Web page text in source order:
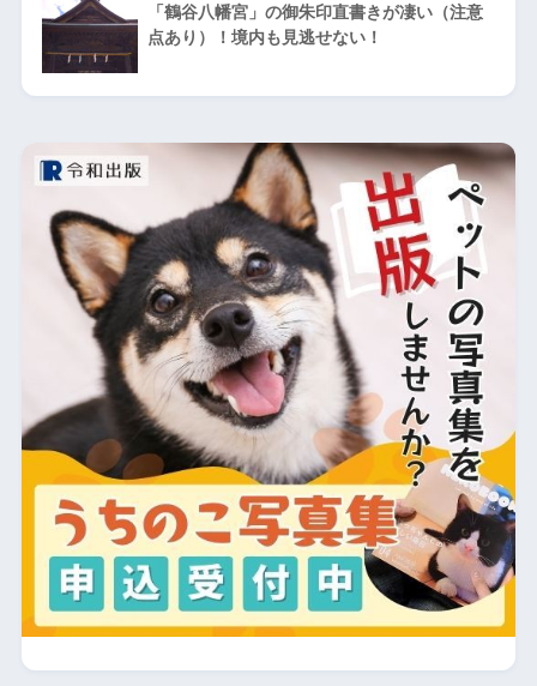
「鶴谷八幡宮」の御朱印直書きが凄い（注意
点あり）！境内も見逃せない！